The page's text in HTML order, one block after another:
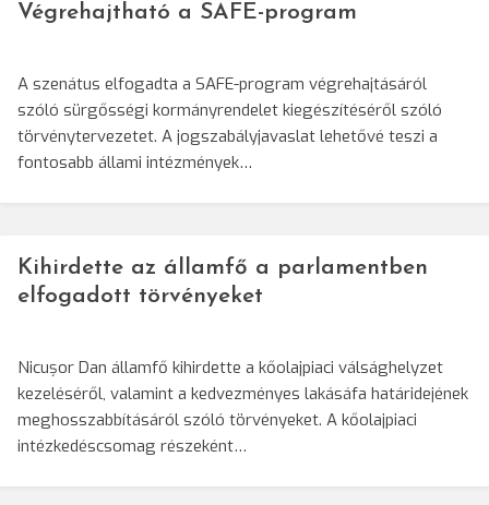
Végrehajtható a SAFE-program
A szenátus elfogadta a SAFE-program végrehajtásáról
szóló sürgősségi kormányrendelet kiegészítéséről szóló
törvénytervezetet. A jogszabályjavaslat lehetővé teszi a
fontosabb állami intézmények…
Kihirdette az államfő a parlamentben
elfogadott törvényeket
Nicușor Dan államfő kihirdette a kőolajpiaci válsághelyzet
kezeléséről, valamint a kedvezményes lakásáfa határidejének
meghosszabbításáról szóló törvényeket. A kőolajpiaci
intézkedéscsomag részeként…